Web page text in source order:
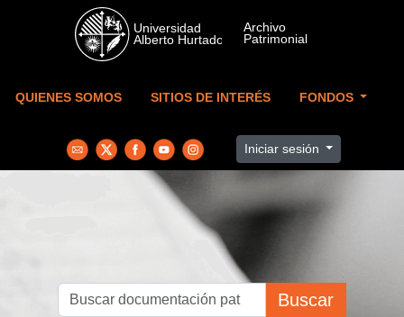
Skip to main content
QUIENES SOMOS SITIOS DE INTERÉS FONDOS
Iniciar sesión
Buscar